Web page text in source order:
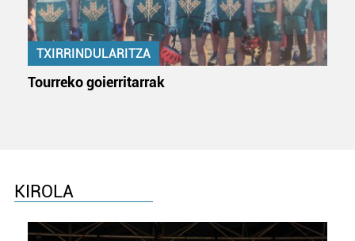
Lortu zure datu pertsonalak prozesatzeko moduari
buruzko informazio gehiago eta ezarri zure lehentasunak
datuen atalean. Edozein unetan alda edo ken dezakezu
erabiltzeko baimen esplizitua ematen diguzu.
irakurri
TXIRRINDULARITZA
Tourreko goierritarrak
KIROLA